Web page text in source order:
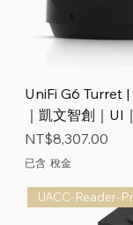
UniFi G6 Turret
｜凱文智創｜UI
價格
NT$8,307.00
已含 稅金
UACC-Reader-